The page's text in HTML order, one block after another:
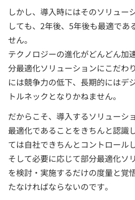
しかし、導入時にはそのソリュー
しても、2年後、5年後も最適であ
せん。
テクノロジーの進化がどんどん加
分最適化ソリューションにこだわ
には競争力の低下、長期的にはデ
トルネックとなりかねません。
だからこそ、導入するソリューシ
最適化であることをきちんと認識
ては自社できちんとコントロール
そして必要に応じて部分最適化ソ
を検討・実施するだけの度量と覚
たなければならないのです。